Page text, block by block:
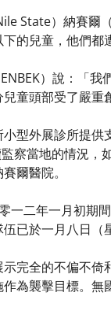
State）納賽爾
的兒童，他們都
）說：「
童頭部受了嚴重
型外展診所提
察當地的情況
爾醫院。
一二年一月初期
已於一月八日（
完全的不偏不
為襲擊目標。